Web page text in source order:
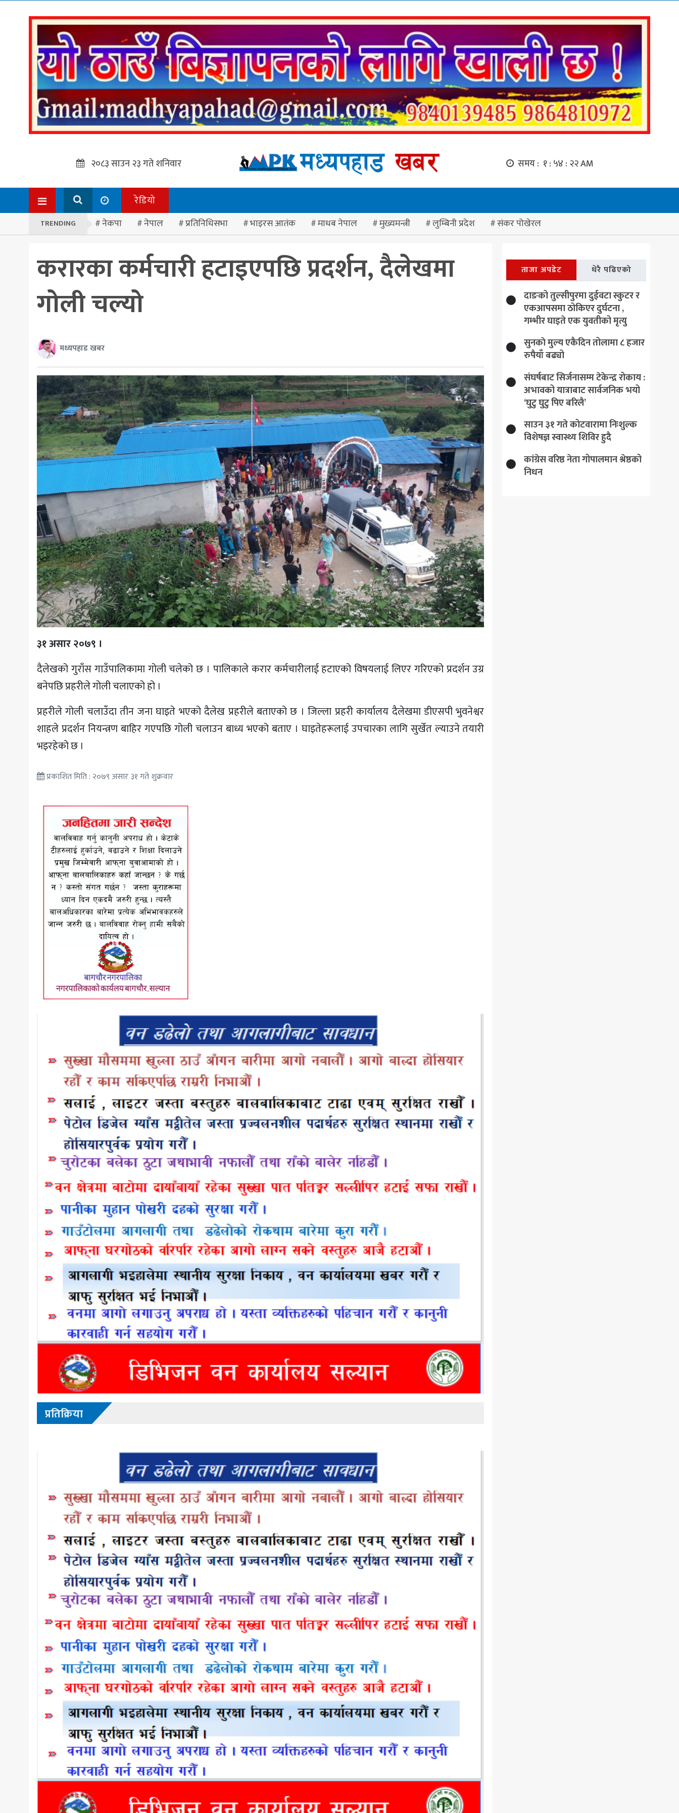
२०८३ साउन २३ गते शनिवार समय : १ : ५४ : २३ AM
रेडियो
TRENDING नेकपा नेपाल प्रतिनिधिसभा भाइरस आतंक माधब नेपाल मुख्यमन्त्री लुम्बिनी प्रदेश संकर पोखेरल
करारका कर्मचारी हटाइएपछि प्रदर्शन, दैलेखमा
गोली चल्यो
मध्यपहाड खबर
३१ असार २०७९ ।
दैलेखको गुराँस गाउँपालिकामा गोली चलेको छ । पालिकाले करार कर्मचारीलाई हटाएको विषयलाई लिएर गरिएको प्रदर्शन उग्र
बनेपछि प्रहरीले गोली चलाएको हो ।
प्रहरीले गोली चलाउँदा तीन जना घाइते भएको दैलेख प्रहरीले बताएको छ । जिल्ला प्रहरी कार्यालय दैलेखमा डीएसपी भुवनेश्वर
शाहले प्रदर्शन नियन्त्रण बाहिर गएपछि गोली चलाउन बाध्य भएको बताए । घाइतेहरूलाई उपचारका लागि सुर्खेत ल्याउने तयारी
भइरहेको छ ।
प्रकाशित मिति : २०७९ असार ३१ गते शुक्रवार
प्रतिक्रिया
ताजा अपडेट धेरै पढिएको
दाङको तुल्सीपुरमा दुईवटा स्कुटर र
एकआपसमा ठोकिएर दुर्घटना ,
गम्भीर घाइते एक युवतीको मृत्यु
सुनकाे मुल्य एकैदिन तोलामा ८ हजार
रुपैयाँ बढ्यो
संघर्षबाट सिर्जनासम्म टेकेन्द्र रोकाय :
अभावको यात्राबाट सार्वजनिक भयो
‘घुटु घुटु पिए बरिलै’
साउन ३१ गते कोटवारामा निःशुल्क
विशेषज्ञ स्वास्थ्य शिविर हुदै
कांग्रेस वरिष्ठ नेता गोपालमान श्रेष्ठको
निधन